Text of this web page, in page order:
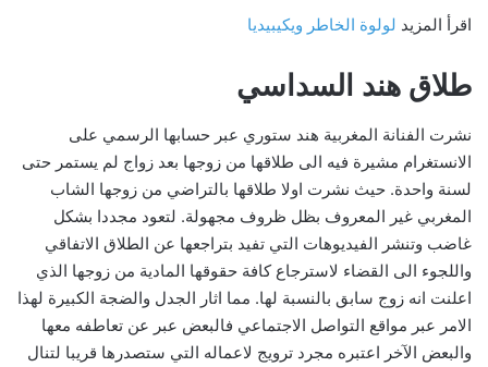
اقرأ المزيد لولوة الخاطر ويكيبيديا
طلاق هند السداسي
نشرت الفنانة المغربية هند ستوري عبر حسابها الرسمي على
الانستغرام مشيرة فيه الى طلاقها من زوجها بعد زواج لم يستمر حتى
لسنة واحدة. حيث نشرت اولا طلاقها بالتراضي من زوجها الشاب
المغربي غير المعروف بظل ظروف مجهولة. لتعود مجددا بشكل
غاضب وتنشر الفيديوهات التي تفيد بتراجعها عن الطلاق الاتفاقي
واللجوء الى القضاء لاسترجاع كافة حقوقها المادية من زوجها الذي
اعلنت انه زوج سابق بالنسبة لها. مما اثار الجدل والضجة الكبيرة لهذا
الامر عبر مواقع التواصل الاجتماعي فالبعض عبر عن تعاطفه معها
والبعض الآخر اعتبره مجرد ترويج لاعماله التي ستصدرها قريبا لتنال